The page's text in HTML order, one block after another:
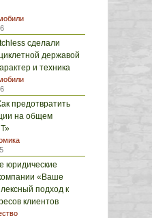
сделали
державой
и техника
предотвратить
на общем
юридические
«Ваше
подход к
клиентов